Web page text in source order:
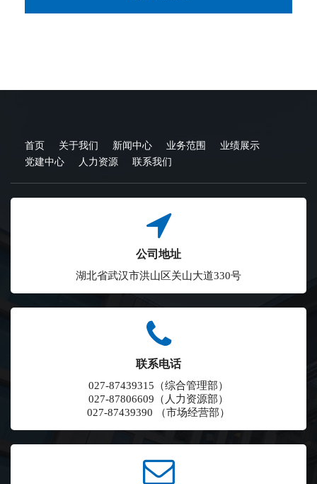
首页 关于我们 新闻中心 业务范围
业绩展示
党建中心
人力资源 联系我们
公司地址
湖北省武汉市洪山区关山大道330号
联系电话
027-87439315（综合管理部）
027-87806609（人力资源部）
027-87439390 （市场经营部）